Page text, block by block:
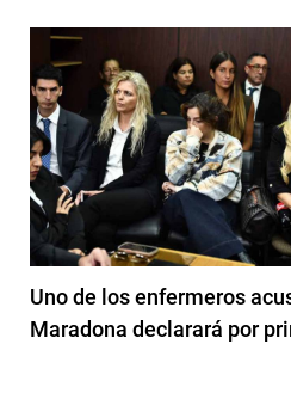
Uno de los enfermeros
Maradona declarará por